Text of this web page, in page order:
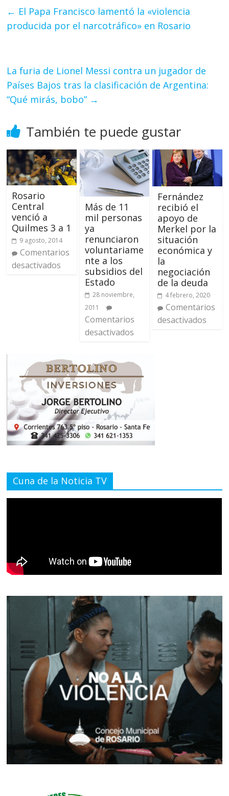
← El Papa Francisco lamentó la «violencia
producida por el narcotráfico» en Rosario
La furia de Lionel Messi contra un jugador de
Países Bajos tras la clasificación de Argentina:
“Qué mirás, bobo” →
También te puede gustar
Rosario
Central
venció a
Quilmes 3 a 1
9 agosto, 2014
Comentarios
desactivados
Más de 11
mil personas
ya
renunciaron
voluntariame
nte a los
subsidios del
Estado
28 noviembre,
2011
Comentarios
desactivados
Fernández
recibió el
apoyo de
Merkel por la
situación
económica y
la
negociación
de la deuda
4 febrero, 2020
Comentarios
desactivados
Cuna de la Noticia TV